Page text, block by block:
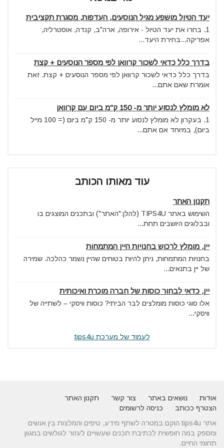
יעד הטיול מושפע מגיל הנוסעים, העדפות, מסגרת תקציבית
1. בחרו את יעד הטיול - אירופה, ארה"ב, קנדה, אוסטרליה,
אפריקה...בחירת היעד...
בדרך כלל כדאי לשכור קרוואן לפי מספר הנוסעים + קצת
בדרך כלל כדאי לשכור קרוואן לפי מספר הנוסעים + קצת. זאת
אומרת שאם אתם...
לא מומלץ לנסוע יותר מ- 150 ק"מ ביום עם קרוואן
1. בעקרון לא מומלץ לנסוע יותר מ- 150 ק"מ ביום (= 100 מייל
ביום), במיוחד אם אתם...
עוד מאותו הכותב
תקנון האתר
השימוש באתר TIPS4U (להלן:"האתר") ובתכנים המוצגים בו
ובבלוגים היושבים תחת...
יין, מומלץ לרכוש בחנויות היין המתמחות
בחנויות המתמחות, ניתן להיות בטוחים שהיין נשמר כהלכה. שמירה
של יין בתנאים...
יין, כדאי לבחור כוסות של חברה מוכרת ואיכותית
אלו סוגי כוסות מומלצים לבר הביתי? כוסות וויסקי – לשתייה של
וויסקי...
לעמוד של מערכת tips4u
אודות נושאים באתר צור קשר
תקנון האתר
הצטרף ככותב
כניסה לרשומים
אתר tips4u הוקם במטרה לשתף מידע, טיפים והמלצות בין אנשים
ומספק במה חופשית לכתיבת תכנים שעשויים לעזור לגולשים במגוון
תחומי החיים.